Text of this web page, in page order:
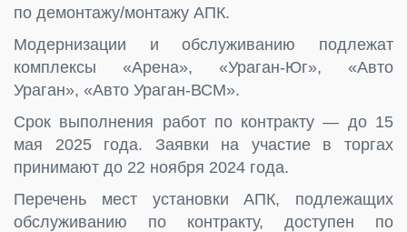
по демонтажу/монтажу АПК.
Модернизации и обслуживанию подлежат
комплексы «Арена», «Ураган-Юг», «Авто
Ураган», «Авто Ураган-ВСМ».
Срок выполнения работ по контракту — до 15
мая 2025 года. Заявки на участие в торгах
принимают до 22 ноября 2024 года.
Перечень мест установки АПК, подлежащих
обслуживанию по контракту, доступен по